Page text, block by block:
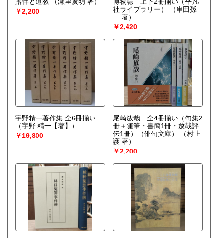
露伴と道教
（瀬里廣明 著）
￥2,200
博物誌 上下2冊揃い（平凡
社ライブラリー）
（串田孫
一 著）
￥2,420
宇野精一著作集 全6冊揃い
（宇野 精一【著】）
￥19,800
尾崎放哉 全4冊揃い（句集2
冊＋随筆・書簡1冊・放哉評
伝1冊）（俳句文庫）
（村上
護 著）
￥2,200